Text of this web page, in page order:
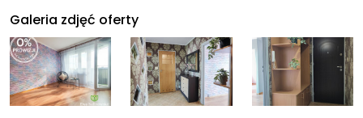
Galeria zdjęć oferty